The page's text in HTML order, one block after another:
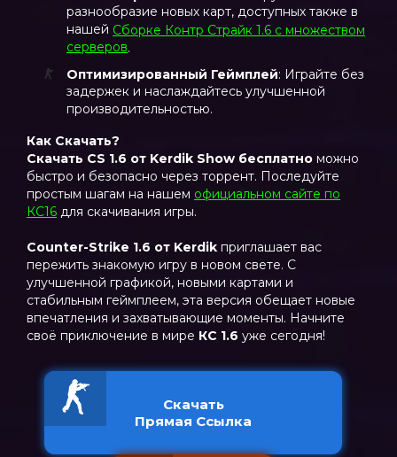
разнообразие новых карт, доступных также в
нашей Сборке Контр Страйк 1.6 с множеством
серверов.
Оптимизированный Геймплей: Играйте без
задержек и наслаждайтесь улучшенной
производительностью.
Как Скачать?
Скачать CS 1.6 от Kerdik Show бесплатно можно
быстро и безопасно через торрент. Последуйте
простым шагам на нашем официальном сайте по
КС16 для скачивания игры.
Counter-Strike 1.6 от Kerdik приглашает вас
пережить знакомую игру в новом свете. С
улучшенной графикой, новыми картами и
стабильным геймплеем, эта версия обещает новые
впечатления и захватывающие моменты. Начните
своё приключение в мире КС 1.6 уже сегодня!
Скачать
Прямая Ссылка